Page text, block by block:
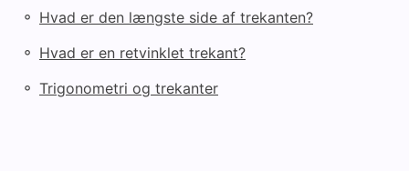
◦ Hvad er den længste side af trekanten?
◦ Hvad er en retvinklet trekant?
◦ Trigonometri og trekanter